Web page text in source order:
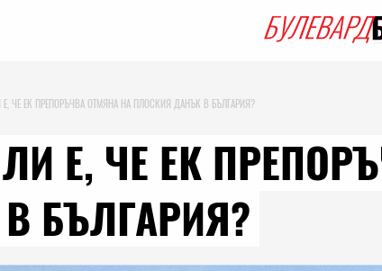
Е, ЧЕ ЕК ПРЕПОРЪЧВА ОТМЯНА НА ПЛОСКИЯ ДАНЪК В БЪЛГАРИЯ?
Е, ЧЕ ЕК
БЪЛГАРИЯ?